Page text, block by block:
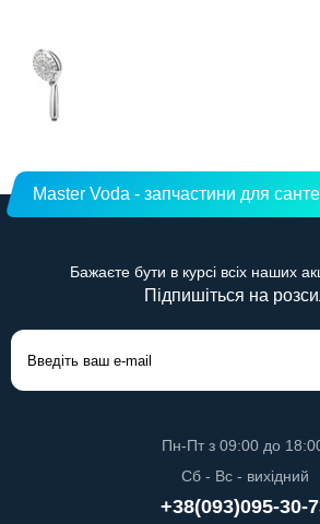
Master Voda - запчастини для
Бажаєте бути в курсі всіх наших
Підпишіться на
Пн-Пт з 09:00 до
Сб - Вс - вихідний
+38(093)095-30-